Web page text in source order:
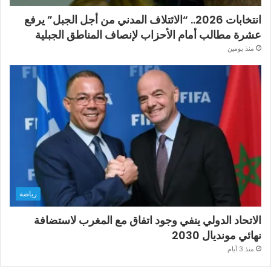
انتخابات 2026.. “الائتلاف المدني من أجل الجبل” يرفع
عشرة مطالب أمام الأحزاب لإنصاف المناطق الجبلية
منذ يومين
رياضة
الاتحاد الدولي ينفي وجود اتفاق مع المغرب لاستضافة
نهائي مونديال 2030
منذ 3 أيام